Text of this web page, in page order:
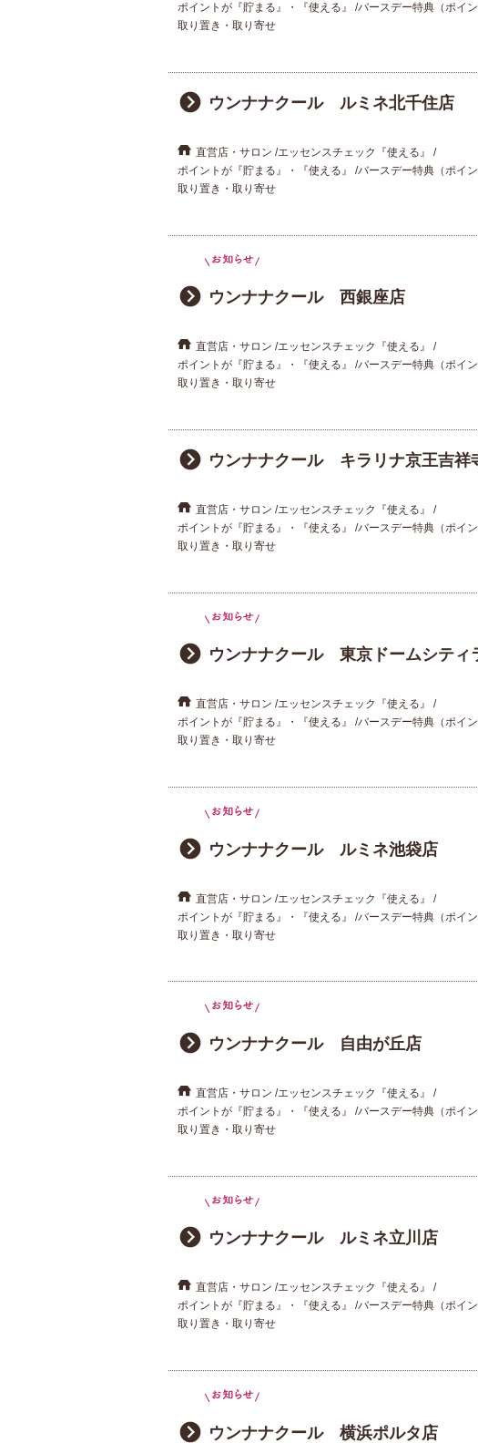
ポイントが『貯まる』・『使える』
バースデー特典（ポイン
取り置き・取り寄せ
ウンナナクール ルミネ北千住店
直営店・サロン エッセンスチェック『使える』
ポイントが『貯まる』・『使える』
バースデー特典（ポイン
取り置き・取り寄せ
ウンナナクール 西銀座店
直営店・サロン エッセンスチェック『使える』
ポイントが『貯まる』・『使える』
バースデー特典（ポイン
取り置き・取り寄せ
ウンナナクール キラリナ京王吉祥
直営店・サロン エッセンスチェック『使える』
ポイントが『貯まる』・『使える』
バースデー特典（ポイン
取り置き・取り寄せ
ウンナナクール 東京ドームシティ
直営店・サロン エッセンスチェック『使える』
ポイントが『貯まる』・『使える』
バースデー特典（ポイン
取り置き・取り寄せ
ウンナナクール ルミネ池袋店
直営店・サロン エッセンスチェック『使える』
ポイントが『貯まる』・『使える』
バースデー特典（ポイン
取り置き・取り寄せ
ウンナナクール 自由が丘店
直営店・サロン エッセンスチェック『使える』
ポイントが『貯まる』・『使える』
バースデー特典（ポイン
取り置き・取り寄せ
ウンナナクール ルミネ立川店
直営店・サロン エッセンスチェック『使える』
ポイントが『貯まる』・『使える』
バースデー特典（ポイン
取り置き・取り寄せ
ウンナナクール 横浜ポルタ店